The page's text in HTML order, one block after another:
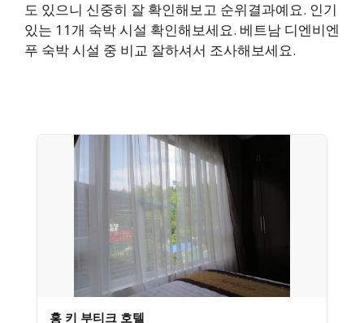
도 있으니 신중히 잘 확인해보고 순위결과예요. 인기
있는 11개 숙박 시설 확인해보세요. 베트남 디엔비엔
푸 숙박 시설 중 비교 잘하셔서 조사해보세요.
홍 키 부티크 호텔